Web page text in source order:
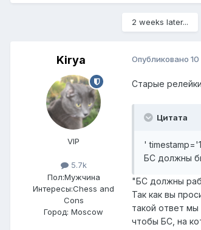
2 weeks later...
Kirya
VIP
5.7k
Пол:Мужчина
Интересы:Chess and
Cons
Город: Moscow
Опубликовано
Старые
Цитата
'
БС должны
"БС должны
Так как вы
такой ответ
чтобы БС, на